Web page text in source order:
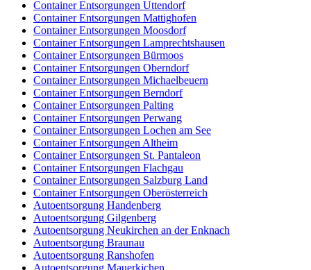
Container Entsorgungen Uttendorf
Container Entsorgungen Mattighofen
Container Entsorgungen Moosdorf
Container Entsorgungen Lamprechtshausen
Container Entsorgungen Bürmoos
Container Entsorgungen Oberndorf
Container Entsorgungen Michaelbeuern
Container Entsorgungen Berndorf
Container Entsorgungen Palting
Container Entsorgungen Perwang
Container Entsorgungen Lochen am See
Container Entsorgungen Altheim
Container Entsorgungen St. Pantaleon
Container Entsorgungen Flachgau
Container Entsorgungen Salzburg Land
Container Entsorgungen Oberösterreich
Autoentsorgung Handenberg
Autoentsorgung Gilgenberg
Autoentsorgung Neukirchen an der Enknach
Autoentsorgung Braunau
Autoentsorgung Ranshofen
Autoentsorgung Mauerkichen